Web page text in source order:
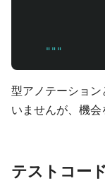
"""
型アノテーション
いませんが、機会
テストコー